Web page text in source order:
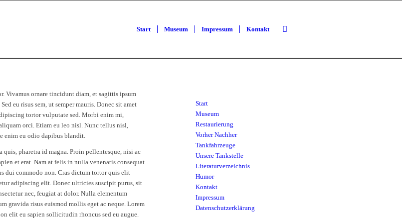
Start Museum Impressum Kontakt
Vivamus ornare tincidunt diam, et sagittis ipsum
eu risus sem, ut semper mauris. Donec sit amet
tortor vulputate sed. Morbi enim mi,
orci. Etiam eu leo nisl. Nunc tellus nisl,
enim eu odio dapibus blandit.
pharetra id magna. Proin pellentesque, nisi ac
et erat. Nam at felis in nulla venenatis consequat
dui commodo non. Cras dictum tortor quis elit
adipiscing elit. Donec ultricies suscipit purus, sit
nec, feugiat at dolor. Nulla elementum
gravida risus euismod mollis eget ac neque. Lorem
elit eu sapien sollicitudin rhoncus sed eu augue.
Start
Museum
Restaurierung
Vorher Nachher
Tankfahrzeuge
Unsere Tankstelle
Literaturverzeichnis
Humor
Kontakt
Impressum
Datenschutzerklärung